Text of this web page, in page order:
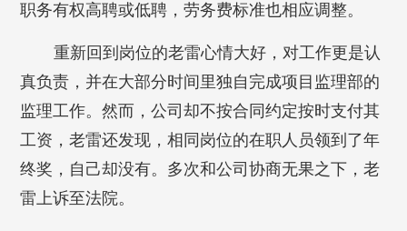
职务有权高聘或低聘，劳务费标准也相应调整。
重新回到岗位的老雷心情大好，对工作更是认
真负责，并在大部分时间里独自完成项目监理部的
监理工作。然而，公司却不按合同约定按时支付其
工资，老雷还发现，相同岗位的在职人员领到了年
终奖，自己却没有。多次和公司协商无果之下，老
雷上诉至法院。